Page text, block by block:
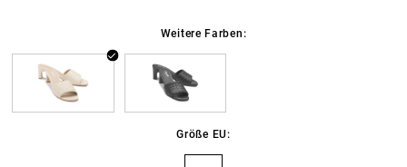
Weitere Farben:
Größe EU: